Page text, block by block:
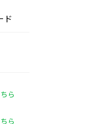
ド
ら
ら